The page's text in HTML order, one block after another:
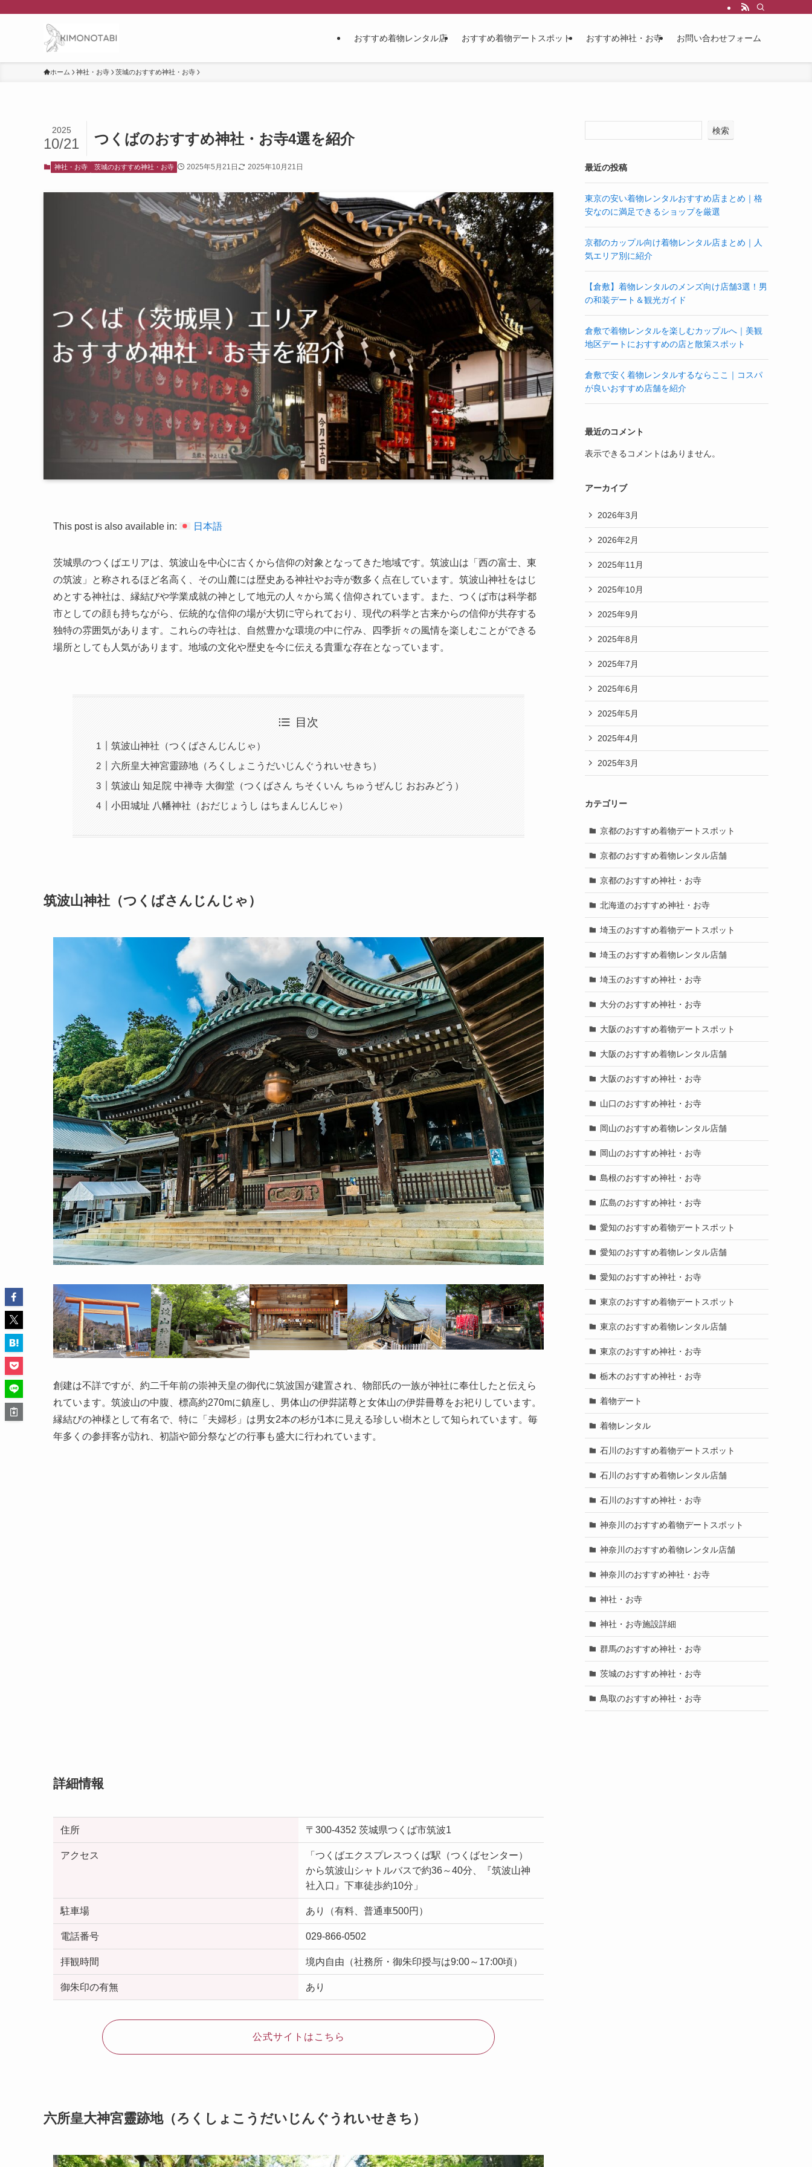
おすすめ着物レンタル店 おすすめ着物デートスポット おすすめ神社・お寺 お問い合わせフォーム
ホーム 神社・お寺 茨城のおすすめ神社・お寺
つくばのおすすめ神社・お寺4選を紹介
2025
10/21
神社・お寺 茨城のおすすめ神社・お寺 2025年5月21日 2025年10月21日
This post is also available in: 日本語
茨城県のつくばエリアは、筑波山を中心に古くから信仰の対象となってきた地域です。筑波山は「西の富士、東
の筑波」と称されるほど名高く、その山麓には歴史ある神社やお寺が数多く点在しています。筑波山神社をはじ
めとする神社は、縁結びや学業成就の神として地元の人々から篤く信仰されています。また、つくば市は科学都
市としての顔も持ちながら、伝統的な信仰の場が大切に守られており、現代の科学と古来からの信仰が共存する
独特の雰囲気があります。これらの寺社は、自然豊かな環境の中に佇み、四季折々の風情を楽しむことができる
場所としても人気があります。地域の文化や歴史を今に伝える貴重な存在となっています。
目次
筑波山神社（つくばさんじんじゃ）
六所皇大神宮靈跡地（ろくしょこうだいじんぐうれいせきち）
筑波山 知足院 中禅寺 大御堂（つくばさん ちそくいん ちゅうぜんじ おおみどう）
小田城址 八幡神社（おだじょうし はちまんじんじゃ）
筑波山神社（つくばさんじんじゃ）
創建は不詳ですが、約二千年前の崇神天皇の御代に筑波国が建置され、物部氏の一族が神社に奉仕したと伝えら
れています。筑波山の中腹、標高約270mに鎮座し、男体山の伊弉諾尊と女体山の伊弉冊尊をお祀りしています。
縁結びの神様として有名で、特に「夫婦杉」は男女2本の杉が1本に見える珍しい樹木として知られています。毎
年多くの参拝客が訪れ、初詣や節分祭などの行事も盛大に行われています。
詳細情報
住所 〒300-4352 茨城県つくば市筑波1
アクセス
「つくばエクスプレスつくば駅（つくばセンター）
から筑波山シャトルバスで約36～40分、『筑波山神
社入口』下車徒歩約10分」
駐車場 あり（有料、普通車500円）
電話番号 029-866-0502
拝観時間 境内自由（社務所・御朱印授与は9:00～17:00頃）
御朱印の有無 あり
公式サイトはこちら
六所皇大神宮靈跡地（ろくしょこうだいじんぐうれいせきち）
検索
最近の投稿
東京の安い着物レンタルおすすめ店まとめ｜格
安なのに満足できるショップを厳選
京都のカップル向け着物レンタル店まとめ｜人
気エリア別に紹介
【倉敷】着物レンタルのメンズ向け店舗3選！男
の和装デート＆観光ガイド
倉敷で着物レンタルを楽しむカップルへ｜美観
地区デートにおすすめの店と散策スポット
倉敷で安く着物レンタルするならここ｜コスパ
が良いおすすめ店舗を紹介
最近のコメント
表示できるコメントはありません。
アーカイブ
2026年3月
2026年2月
2025年11月
2025年10月
2025年9月
2025年8月
2025年7月
2025年6月
2025年5月
2025年4月
2025年3月
カテゴリー
京都のおすすめ着物デートスポット
京都のおすすめ着物レンタル店舗
京都のおすすめ神社・お寺
北海道のおすすめ神社・お寺
埼玉のおすすめ着物デートスポット
埼玉のおすすめ着物レンタル店舗
埼玉のおすすめ神社・お寺
大分のおすすめ神社・お寺
大阪のおすすめ着物デートスポット
大阪のおすすめ着物レンタル店舗
大阪のおすすめ神社・お寺
山口のおすすめ神社・お寺
岡山のおすすめ着物レンタル店舗
岡山のおすすめ神社・お寺
島根のおすすめ神社・お寺
広島のおすすめ神社・お寺
愛知のおすすめ着物デートスポット
愛知のおすすめ着物レンタル店舗
愛知のおすすめ神社・お寺
東京のおすすめ着物デートスポット
東京のおすすめ着物レンタル店舗
東京のおすすめ神社・お寺
栃木のおすすめ神社・お寺
着物デート
着物レンタル
石川のおすすめ着物デートスポット
石川のおすすめ着物レンタル店舗
石川のおすすめ神社・お寺
神奈川のおすすめ着物デートスポット
神奈川のおすすめ着物レンタル店舗
神奈川のおすすめ神社・お寺
神社・お寺
神社・お寺施設詳細
群馬のおすすめ神社・お寺
茨城のおすすめ神社・お寺
鳥取のおすすめ神社・お寺